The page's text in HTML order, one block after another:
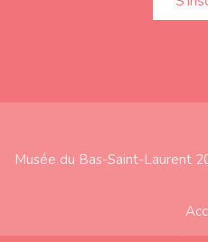
Musée du Bas-Saint-Laurent